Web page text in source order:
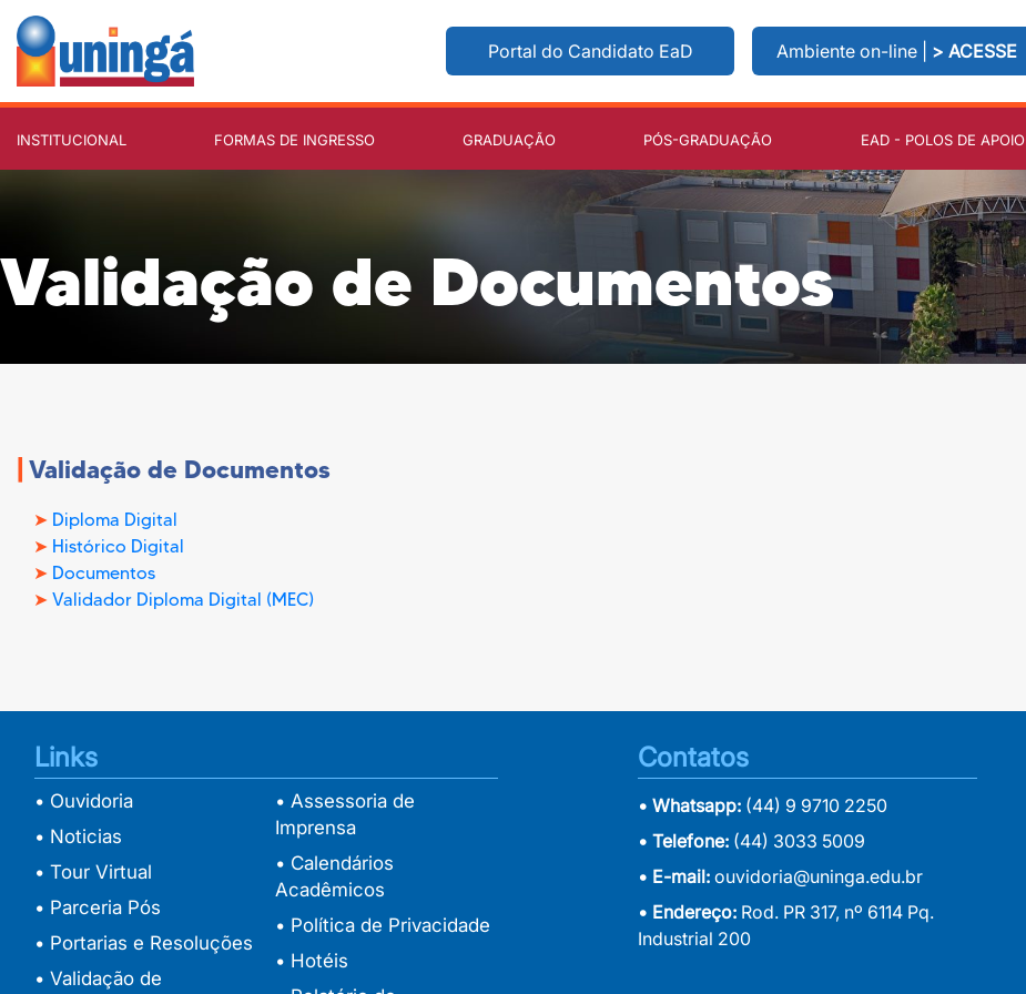
Portal do Candidato EaD Ambiente on-line | > ACESSE
INSTITUCIONAL FORMAS DE INGRESSO GRADUAÇÃO PÓS-GRADUAÇÃO EAD - POLOS DE APOIO
Validação de Documentos
| Validação de Documentos
➤ Diploma Digital
➤ Histórico Digital
➤ Documentos
➤ Validador Diploma Digital (MEC)
Links
• Ouvidoria
• Noticias
• Tour Virtual
• Parceria Pós
• Portarias e Resoluções
• Validação de
• Assessoria de
Imprensa
• Calendários
Acadêmicos
• Política de Privacidade
• Hotéis
Contatos
• Whatsapp: (44) 9 9710 2250
• Telefone: (44) 3033 5009
• E-mail: ouvidoria@uninga.edu.br
• Endereço: Rod. PR 317, nº 6114 Pq.
Industrial 200